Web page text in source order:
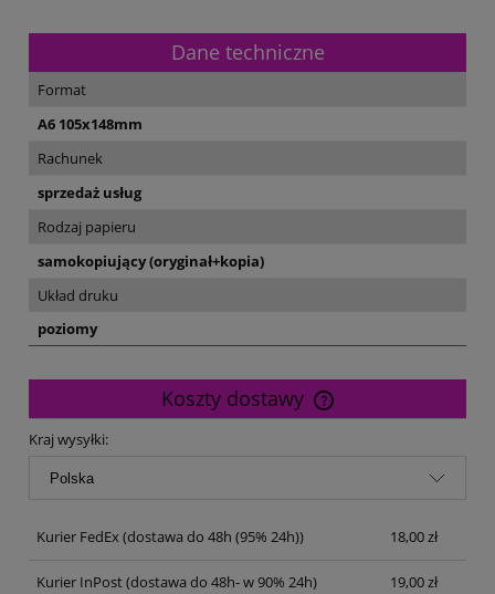
Dane techniczne
Format
A6 105x148mm
Rachunek
sprzedaż usług
Rodzaj papieru
samokopiujący (oryginał+kopia)
Układ druku
poziomy
Koszty dostawy
Cena nie zawiera ewentualnych kosztów płatności
Kraj wysyłki:
Kurier FedEx(dostawa do 48h (95% 24h)) 18,00 zł
Kurier InPost(dostawa do 48h- w 90% 24h) 19,00 zł